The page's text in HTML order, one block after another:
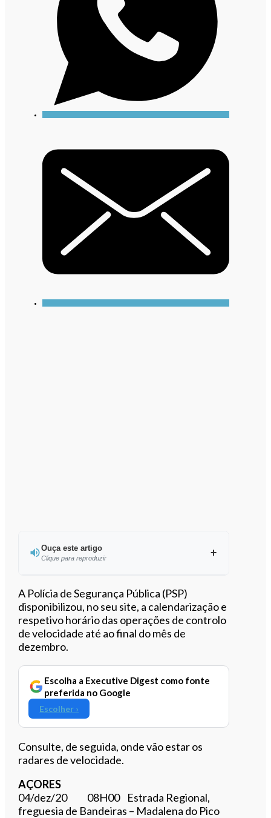
Ouça este artigo
Clique para reproduzir
Ouvir este artigo
A Polícia de Segurança Pública (PSP)
disponibilizou, no seu site, a calendarização e
respetivo horário das operações de controlo
de velocidade até ao final do mês de
dezembro.
Escolha a Executive Digest como fonte
preferida no Google
Escolher ›
Consulte, de seguida, onde vão estar os
radares de velocidade.
AÇORES
04/dez/20 08H00 Estrada Regional,
freguesia de Bandeiras – Madalena do Pico